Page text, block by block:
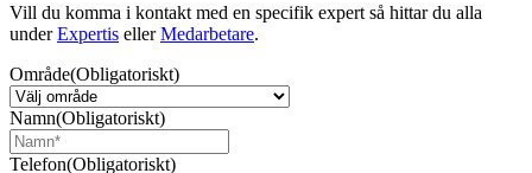
Vill du komma i kontakt med en specifik expert så hittar du alla
underExpertis ellerMedarbetare.
Område(Obligatoriskt)
Namn(Obligatoriskt)
Telefon(Obligatoriskt)